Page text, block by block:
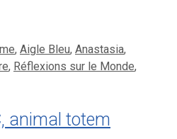
, Aigle Bleu, Anastasia,
, Réflexions sur le Monde,
animal totem